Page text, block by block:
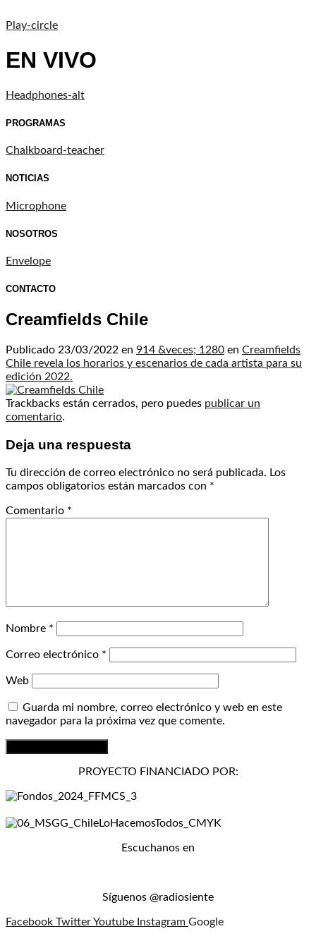
Play-circle
EN VIVO
Headphones-alt
PROGRAMAS
Chalkboard-teacher
NOTICIAS
Microphone
NOSOTROS
Envelope
CONTACTO
Creamfields Chile
Publicado 23/03/2022 en 914 &veces; 1280 en Creamfields
Chile revela los horarios y escenarios de cada artista para su
edición 2022.
Trackbacks están cerrados, pero puedes publicar un
comentario.
Deja una respuesta
Tu dirección de correo electrónico no será publicada. Los
campos obligatorios están marcados con *
Comentario *
Nombre *
Correo electrónico *
Web
Guarda mi nombre, correo electrónico y web en este
navegador para la próxima vez que comente.
PROYECTO FINANCIADO POR:
Escuchanos en
Síguenos @radiosiente
Facebook TwitterYoutube Instagram Google